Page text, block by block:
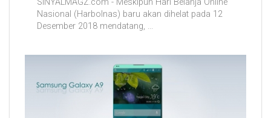
SINYALMAGZ.com - Meskipun Hari Belanja Online
Nasional (Harbolnas) baru akan dihelat pada 12
Desember 2018 mendatang, ...